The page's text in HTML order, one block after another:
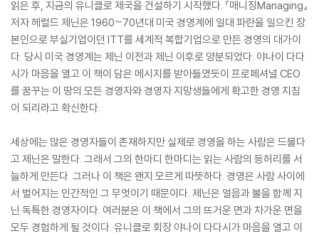
읽은 후, 지금의 유니클로 제국을 건설하기 시작했다. 『매니징Managing』
저자 헤럴드 제닌은 1960~70년대 미국 경영계에 일대 파란을 일으킨 장
본인으로 부실기업이던 ITT를 세계적 복합기업으로 만든 경영의 대가이
다. 당시 미국 경영계는 제닌 이전과 제닌 이후로 양분되었다. 야나이 다다
시가 마음을 열고 이 책이 담은 메시지를 받아들였듯이 프로페셔널 CEO
를 꿈꾸는 이 땅의 모든 경영자와 경영자 지망생들에게 확고한 경영 지침
이 되리라고 확신한다.
세상에는 많은 경영자들이 존재하지만 실제로 경영을 하는 사람은 드물다
고 제닌은 말한다. 그래서 그의 한마디 한마디는 읽는 사람의 등허리를 서
늘하게 만든다. 그러나 이 책은 왠지 모르게 따뜻하다. 경영은 사람 사이에
서 벌어지는 인간적인 그 무엇이기 때문이다. 제닌은 얼음과 불을 함께 지
닌 독특한 경영자이다. 여러분은 이 책에서 그의 뜨거운 면과 차가운 면을
모두 경험하게 될 것이다. 유니클로 회장 야나이 다다시가 마음을 열고 이